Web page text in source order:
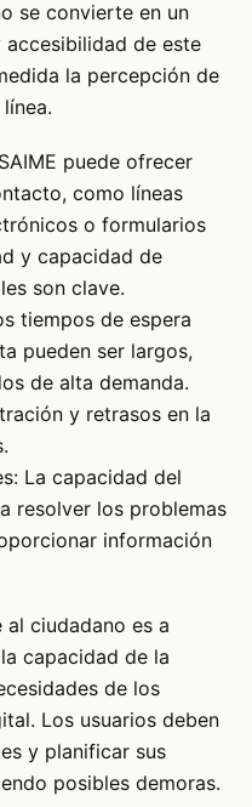
se convierte en un
de este
la percepción de
puede ofrecer
como líneas
o formularios
y capacidad de
son clave.
tiempos de espera
pueden ser largos,
de alta demanda.
y retrasos en la
La capacidad del
resolver los problemas
información
ciudadano es a
capacidad de la
de los
Los usuarios deben
y planificar sus
posibles demoras.